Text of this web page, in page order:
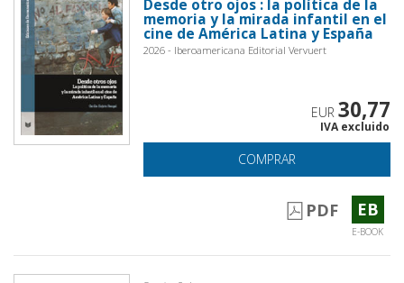
Desde otro ojos : la política de la
memoria y la mirada infantil en el
cine de América Latina y España
2026 - Iberoamericana Editorial Vervuert
EUR 30,77
IVA excluido
COMPRAR
PDF EB
E-BOOK